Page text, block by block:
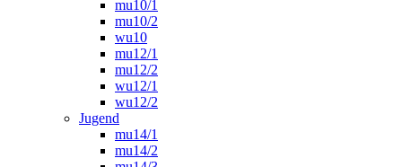
mu10/1
mu10/2
wu10
mu12/1
mu12/2
wu12/1
wu12/2
Jugend
mu14/1
mu14/2